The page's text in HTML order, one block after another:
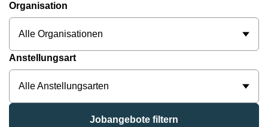
Organisation
Alle Organisationen
Anstellungsart
Alle Anstellungsarten
Jobangebote filtern